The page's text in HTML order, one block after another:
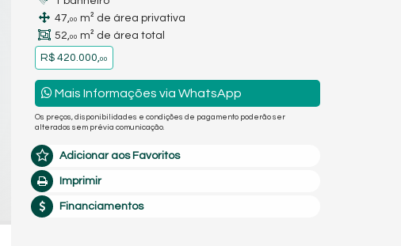
47,00 m² de área privativa
52,00 m² de área total
R$ 420.000,00
Mais Informações via WhatsApp
Os preços, disponibilidades e condições de pagamento poderão ser
alterados sem prévia comunicação.
Adicionar aos Favoritos
Imprimir
Financiamentos